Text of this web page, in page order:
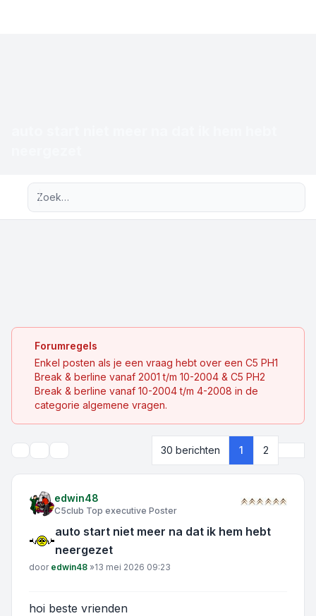
Uitgebreid zoeken
Forumregels
Enkel posten als je een vraag hebt over een C5 PH1
Break & berline vanaf 2001 t/m 10-2004 & C5 PH2
Break & berline vanaf 10-2004 t/m 4-2008 in de
categorie algemene vragen.
Onderwerpgereedschap
Zoek 30 berichten 1 2
edwin48
C5club Top executive Poster
auto start niet meer na dat ik hem hebt
neergezet
Bericht
door edwin48 »13 mei 2026 09:23
hoi beste vrienden